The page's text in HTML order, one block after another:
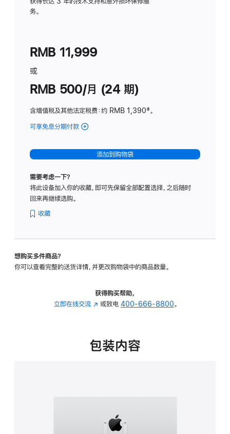
务。
RMB 11,999
或
RMB 500/月 (24 期)
含增值税及其他法定税费：约 RMB 1,390脚
‡。
可享免息分期付款 (Studio
-
标
璃
转
的
添加到购物袋
需要考虑一下？
将此设备加入你的收藏，即可先保留全部配置选择，之后随时
回来再继续选购。
收藏
想购买多件商品？
你可以查看完整的送货详情，并更改购物袋中的商品数量。
获得购买帮助，
立即在线交流 (在
中
或致电 400-666-8800。
包装内容